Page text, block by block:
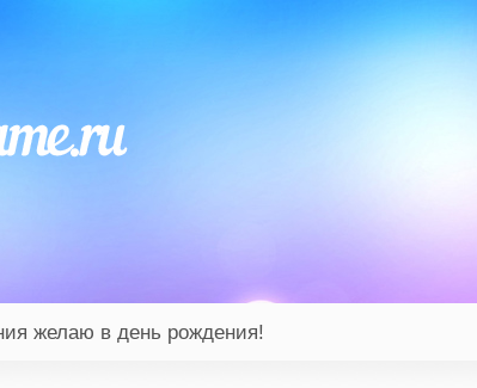
желаю в день рождения!